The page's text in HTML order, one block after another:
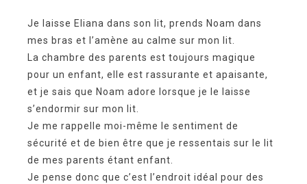
Je laisse Eliana dans son lit, prends Noam dans
mes bras et l’amène au calme sur mon lit.
La chambre des parents est toujours magique
pour un enfant, elle est rassurante et apaisante,
et je sais que Noam adore lorsque je le laisse
s’endormir sur mon lit.
Je me rappelle moi-même le sentiment de
sécurité et de bien être que je ressentais sur le lit
de mes parents étant enfant.
Je pense donc que c’est l’endroit idéal pour des